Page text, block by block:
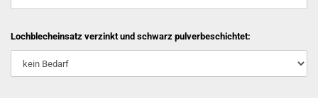
Lochblecheinsatz verzinkt und schwarz pulverbeschichtet: